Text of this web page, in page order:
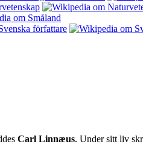
Carl Linnæus. Under sitt liv